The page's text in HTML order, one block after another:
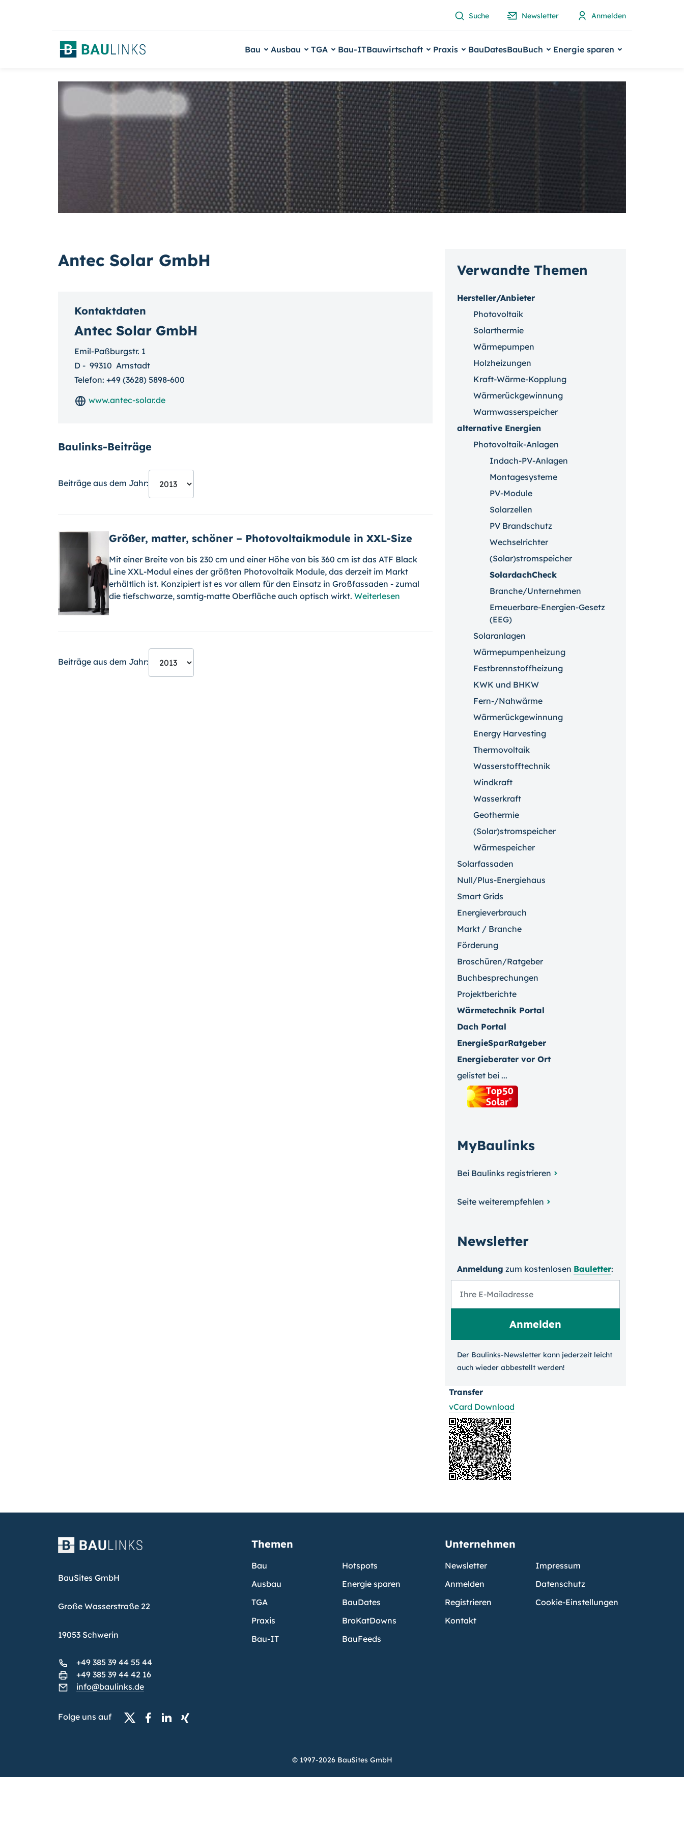
Suche Newsletter Anmelden
Bau Ausbau TGA Bau-ITBauwirtschaft Praxis BauDatesBauBuch Energie sparen
Antec Solar GmbH
Kontaktdaten
Antec Solar GmbH
Emil-Paßburgstr. 1
D - 99310 Arnstadt
Telefon: +49 (3628) 5898-600
www.antec-solar.de
Baulinks-Beiträge
Beiträge aus dem Jahr:
Größer, matter, schöner – Photovoltaikmodule in XXL-Size
Mit einer Breite von bis 230 cm und einer Höhe von bis 360 cm ist das ATF Black
Line XXL-Modul eines der größten Photovoltaik Module, das derzeit im Markt
erhältlich ist. Konzipiert ist es vor allem für den Einsatz in Groß­fassaden - zumal
die tiefschwarze, samtig-matte Oberfläche auch optisch wirkt. Weiterlesen
Beiträge aus dem Jahr:
Verwandte Themen
Hersteller/Anbieter
Photovoltaik
Solarthermie
Wärmepumpen
Holzheizungen
Kraft-Wärme-Kopplung
Wärmerückgewinnung
Warmwasserspeicher
alternative Energien
Photovoltaik-Anlagen
Indach-PV-Anlagen
Montagesysteme
PV-Module
Solarzellen
PV Brandschutz
Wechselrichter
(Solar)stromspeicher
SolardachCheck
Branche/Unternehmen
Erneuerbare-Energien-Gesetz
(EEG)
Solaranlagen
Wärmepumpenheizung
Festbrennstoffheizung
KWK und BHKW
Fern-/Nahwärme
Wärmerückgewinnung
Energy Harvesting
Thermovoltaik
Wasserstofftechnik
Windkraft
Wasserkraft
Geothermie
(Solar)stromspeicher
Wärmespeicher
Solarfassaden
Null/Plus-Energiehaus
Smart Grids
Energieverbrauch
Markt / Branche
Förderung
Broschüren/Ratgeber
Buchbesprechungen
Projektberichte
Wärmetechnik Portal
Dach Portal
EnergieSparRatgeber
Energieberater vor Ort
gelistet bei ...
MyBaulinks
Bei Baulinks registrieren
Seite weiterempfehlen
Newsletter
Anmeldung zum kosten­losen Bauletter:
Der Baulinks-Newsletter kann jeder­zeit leicht
auch wieder ab­bestellt werden!
Transfer
vCard Download
BauSites GmbH
Große Wasserstraße 22
19053 Schwerin
+49 385 39 44 55 44
+49 385 39 44 42 16
info@baulinks.de
Folge uns auf
Themen
Bau
Ausbau
TGA
Praxis
Bau-IT
Hotspots
Energie sparen
BauDates
BroKatDowns
BauFeeds
Unternehmen
Newsletter
Anmelden
Registrieren
Kontakt
Impressum
Datenschutz
Cookie-Einstellungen
© 1997-2026 BauSites GmbH